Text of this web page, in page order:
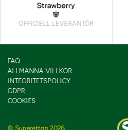
OFFICIELL LEVERANTÖR
© Superettan 2026
FAQ
ALLMÄNNA VILLKOR
INTEGRITETSPOLICY
GDPR
COOKIES